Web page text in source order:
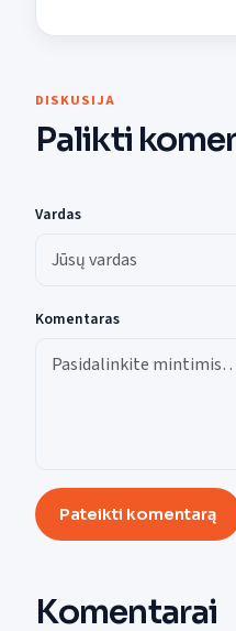
DISKUSIJA
Palikti
Vardas
Komentaras
Pateikti komentarą
Komentarai